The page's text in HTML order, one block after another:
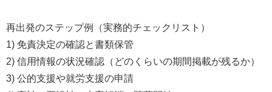
再出発のステップ例（実務的チェックリスト）
1) 免責決定の確認と書類保管
2) 信用情報の状況確認（どのくらいの期間掲載が残るか）
3) 公的支援や就労支援の申請